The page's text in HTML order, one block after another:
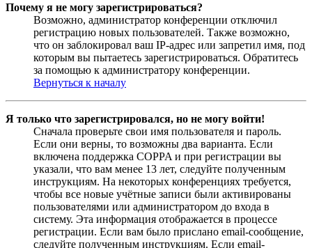
Почему я не могу зарегистрироваться?
Возможно, администратор конференции отключил
регистрацию новых пользователей. Также возможно,
что он заблокировал ваш IP-адрес или запретил имя, под
которым вы пытаетесь зарегистрироваться. Обратитесь
за помощью к администратору конференции.
Вернуться к началу
Я только что зарегистрировался, но не могу войти!
Сначала проверьте свои имя пользователя и пароль.
Если они верны, то возможны два варианта. Если
включена поддержка COPPA и при регистрации вы
указали, что вам менее 13 лет, следуйте полученным
инструкциям. На некоторых конференциях требуется,
чтобы все новые учётные записи были активированы
пользователями или администратором до входа в
систему. Эта информация отображается в процессе
регистрации. Если вам было прислано email-сообщение,
следуйте полученным инструкциям. Если email-